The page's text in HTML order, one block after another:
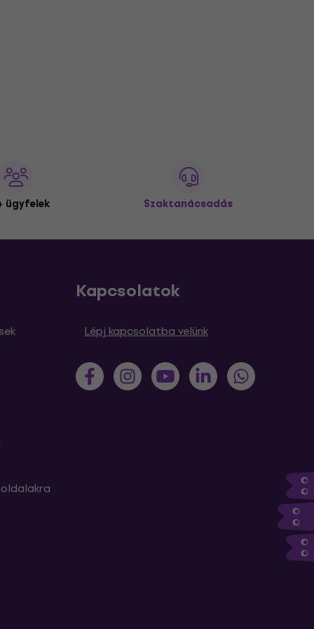
ügyfelek Szaktanácsadás
Kapcsolatok
Lépj kapcsolatba velünk